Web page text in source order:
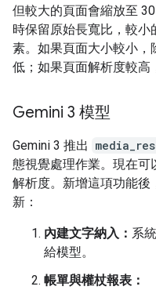
但較大的頁面會縮放至
時保留原始長寬比，較小
素。如果頁面大小較小，
低；如果頁面解析度較高
Gemini 3 模型
Gemini 3 推出
態視覺處理作業。現在可
解析度。新增這項功能後
新：
內建文字納入： 系
給模型。
帳單與權杖報表：